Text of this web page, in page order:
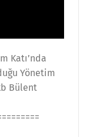
Katı’nda
Yönetim
Bülent